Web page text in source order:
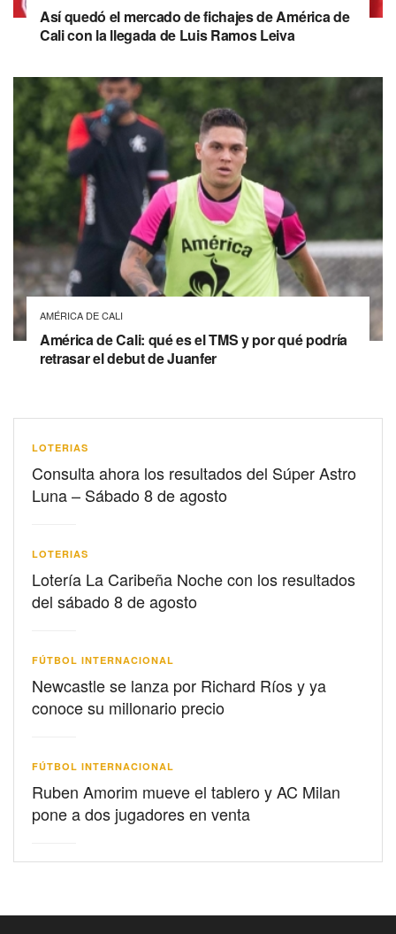
Así quedó el mercado de fichajes de América de
Cali con la llegada de Luis Ramos Leiva
AMÉRICA DE CALI
América de Cali: qué es el TMS y por qué podría
retrasar el debut de Juanfer
LOTERIAS
Consulta ahora los resultados del Súper Astro
Luna – Sábado 8 de agosto
LOTERIAS
Lotería La Caribeña Noche con los resultados
del sábado 8 de agosto
FÚTBOL INTERNACIONAL
Newcastle se lanza por Richard Ríos y ya
conoce su millonario precio
FÚTBOL INTERNACIONAL
Ruben Amorim mueve el tablero y AC Milan
pone a dos jugadores en venta